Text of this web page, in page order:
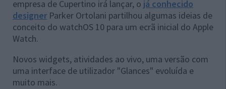
empresa de Cupertino irá lançar, o já conhecido
designer Parker Ortolani partilhou algumas ideias de
conceito do watchOS 10 para um ecrã inicial do Apple
Watch.
Novos widgets, atividades ao vivo, uma versão com
uma interface de utilizador "Glances" evoluída e
muito mais.